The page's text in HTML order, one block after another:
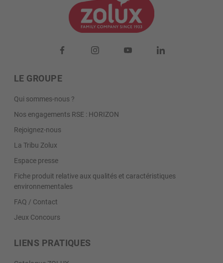
LE GROUPE
Qui sommes-nous ?
Nos engagements RSE : HORIZON
Rejoignez-nous
La Tribu Zolux
Espace presse
Fiche produit relative aux qualités et caractéristiques
environnementales
FAQ / Contact
Jeux Concours
LIENS PRATIQUES